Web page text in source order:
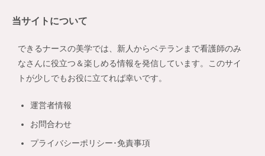
ー
当サイトについて
できるナースの美学では、新人からベテランまで看護師のみ
なさんに役立つ＆楽しめる情報を発信しています。このサイ
トが少しでもお役に立てれば幸いです。
運営者情報
お問合わせ
プライバシーポリシー･免責事項